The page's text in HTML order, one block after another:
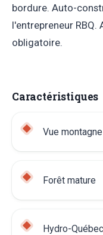
bordure. Auto-
l'entrepreneur
obligatoire.
Caractéristiques
Vue montagne
Forêt mature
Hydro-